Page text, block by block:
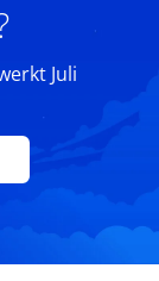
Juli